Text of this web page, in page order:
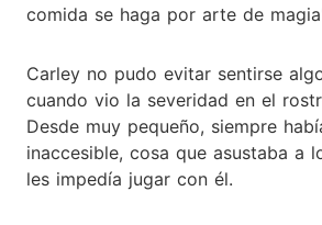
comida se haga por arte de
Carley no pudo evitar sentirse
cuando vio la severidad en el
Desde muy pequeño, siempre
inaccesible, cosa que asustaba a
les impedía jugar con él.